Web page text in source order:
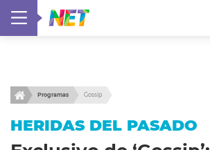
Programas Gossip
HERIDAS DEL PASADO